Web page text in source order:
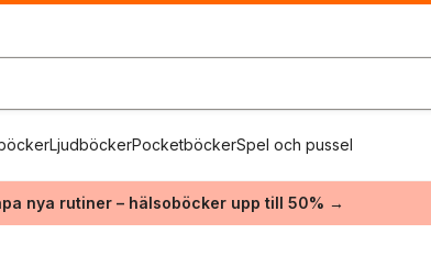
LjudböckerPocketböckerSpel och pussel
nya rutiner – hälsoböcker upp till 50% →